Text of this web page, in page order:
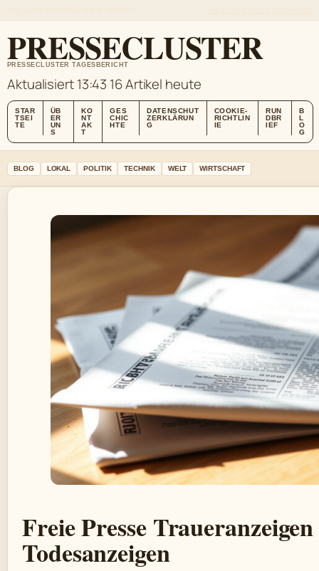
PRESSECLUSTER
PRESSECLUSTER TAGESBERICHT
Aktualisiert 13:43 16 Artikel heute
STAR
TSEI
TE
ÜB
ER
UN
S
KO
NT
AK
T
GES
CHIC
HTE
DATENSCHUT
ZERKLÄRUN
G
COOKIE-
RICHTLIN
IE
RUN
DBR
IEF
B
L
O
G
BLOG LOKAL POLITIK TECHNIK WELT WIRTSCHAFT
Freie Presse
Todesanzeigen